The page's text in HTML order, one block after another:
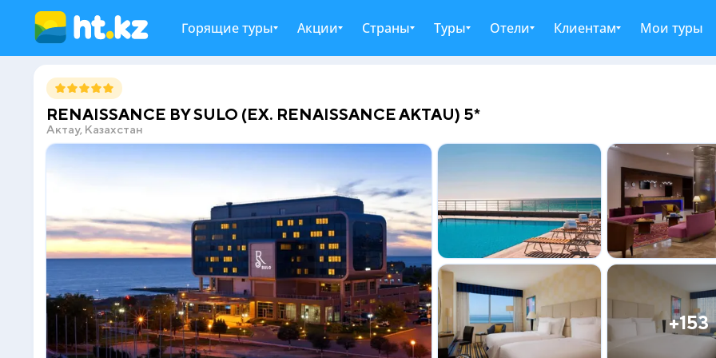
Горящие туры Акции Страны Туры Отели Клиентам Мои туры
RENAISSANCE BY SULO (EX. RENAISSANCE AKTAU) 5*
Актау, Казахстан
+153